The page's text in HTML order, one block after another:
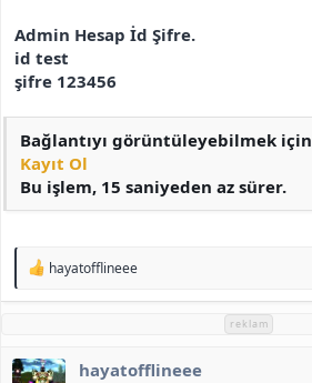
Admin Hesap İd Şifre.
id test
şifre 123456
Bağlantıyı görüntüleyebilmek için
Kayıt Ol
Bu işlem, 15 saniyeden az sürer.
T
p
l
e
hayatofflineee
reklam
hayatofflineee